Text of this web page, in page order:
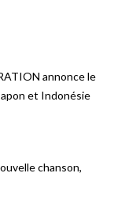
annonce le
et Indonésie
chanson,